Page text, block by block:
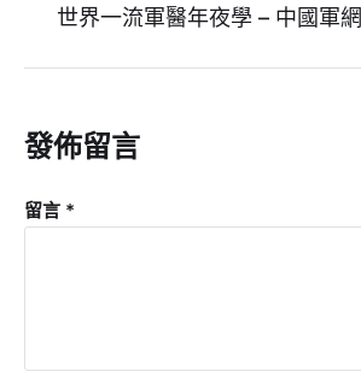
世界一流軍醫年夜學 – 中國軍網
發佈留言
留言 *